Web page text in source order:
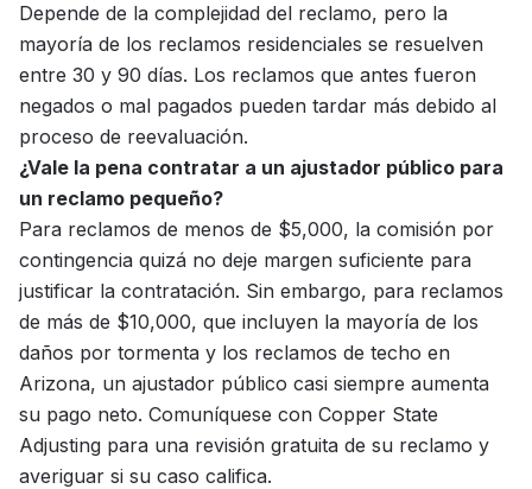
Depende de la complejidad del reclamo, pero la
mayoría de los reclamos residenciales se resuelven
entre 30 y 90 días. Los reclamos que antes fueron
negados o mal pagados pueden tardar más debido al
proceso de reevaluación.
¿Vale la pena contratar a un ajustador público para
un reclamo pequeño?
Para reclamos de menos de $5,000, la comisión por
contingencia quizá no deje margen suficiente para
justificar la contratación. Sin embargo, para reclamos
de más de $10,000, que incluyen la mayoría de los
daños por tormenta y los reclamos de techo en
Arizona, un ajustador público casi siempre aumenta
su pago neto. Comuníquese con Copper State
Adjusting para una revisión gratuita de su reclamo y
averiguar si su caso califica.